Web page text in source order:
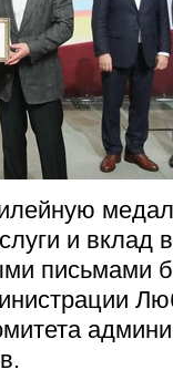
и вклад
письмами